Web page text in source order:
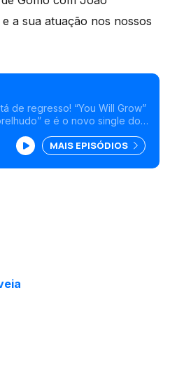
a sua atuação nos nossos
de regresso! “You Will Grow”
e é o novo single do
pais e mães, para filhas e
o lado familiar do artista.
MAIS EPISÓDIOS